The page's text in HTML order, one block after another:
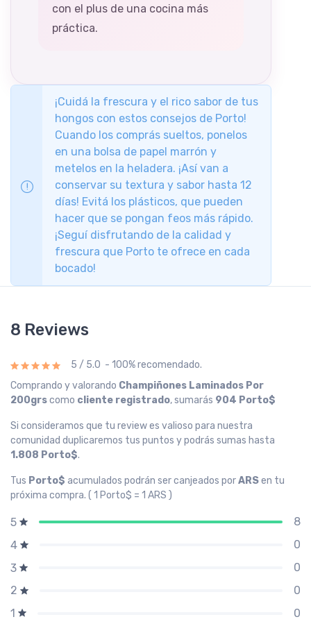
con el plus de una cocina más
práctica.
¡Cuidá la frescura y el rico sabor de tus
hongos con estos consejos de Porto!
Cuando los comprás sueltos, ponelos
en una bolsa de papel marrón y
metelos en la heladera. ¡Así van a
conservar su textura y sabor hasta 12
días! Evitá los plásticos, que pueden
hacer que se pongan feos más rápido.
¡Seguí disfrutando de la calidad y
frescura que Porto te ofrece en cada
bocado!
8 Reviews
5 / 5.0 - 100% recomendado.
Comprando y valorando Champiñones Laminados Por
200grscomo cliente registrado, sumarás 904 Porto$
Si consideramos que tu review es valioso para nuestra
comunidad duplicaremos tus puntos y podrás sumas hasta
1.808 Porto$.
Tus Porto$ acumulados podrán ser canjeados porARSen tu
próxima compra. ( 1 Porto$ = 1 ARS )
5
8
4
0
3
0
2
0
1
0